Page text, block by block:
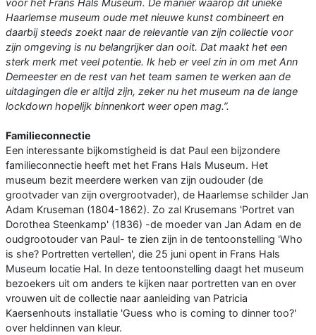
voor het Frans Hals Museum. De manier waarop dit unieke
Haarlemse museum oude met nieuwe kunst combineert en
daarbij steeds zoekt naar de relevantie van zijn collectie voor
zijn omgeving is nu belangrijker dan ooit. Dat maakt het een
sterk merk met veel potentie. Ik heb er veel zin in om met Ann
Demeester en de rest van het team samen te werken aan de
uitdagingen die er altijd zijn, zeker nu het museum na de lange
lockdown hopelijk binnenkort weer open mag.”.
Familieconnectie
Een interessante bijkomstigheid is dat Paul een bijzondere
familieconnectie heeft met het Frans Hals Museum. Het
museum bezit meerdere werken van zijn oudouder (de
grootvader van zijn overgrootvader), de Haarlemse schilder Jan
Adam Kruseman (1804-1862). Zo zal Krusemans 'Portret van
Dorothea Steenkamp' (1836) -de moeder van Jan Adam en de
oudgrootouder van Paul- te zien zijn in de tentoonstelling 'Who
is she? Portretten vertellen', die 25 juni opent in Frans Hals
Museum locatie Hal. In deze tentoonstelling daagt het museum
bezoekers uit om anders te kijken naar portretten van en over
vrouwen uit de collectie naar aanleiding van Patricia
Kaersenhouts installatie 'Guess who is coming to dinner too?'
over heldinnen van kleur.